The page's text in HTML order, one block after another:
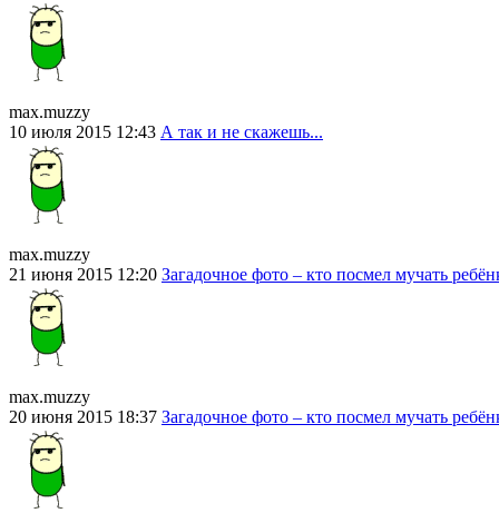
max.muzzy
10 июля 2015 12:43 А так и не скажешь...
max.muzzy
21 июня 2015 12:20 Загадочное фото – кто посмел мучать
max.muzzy
20 июня 2015 18:37 Загадочное фото – кто посмел мучать